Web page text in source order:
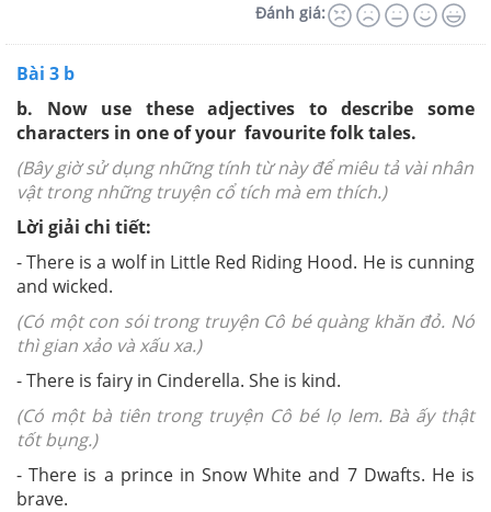
Đánh giá:
Bài 3 b
b. Now use these adjectives to describe some
characters in one of your favourite folk tales.
(Bây giờ sử dụng những tính từ này để miêu tả vài nhân
vật trong những truyện cổ tích mà em thích.)
Lời giải chi tiết:
- There is a wolf in Little Red Riding Hood. He is cunning
and wicked.
(Có một con sói trong truyện Cô bé quàng khăn đỏ. Nó
thì gian xảo và xấu xa.)
- There is fairy in Cinderella. She is kind.
(Có một bà tiên trong truyện Cô bé lọ lem. Bà ấy thật
tốt bụng.)
- There is a prince in Snow White and 7 Dwafts. He is
brave.